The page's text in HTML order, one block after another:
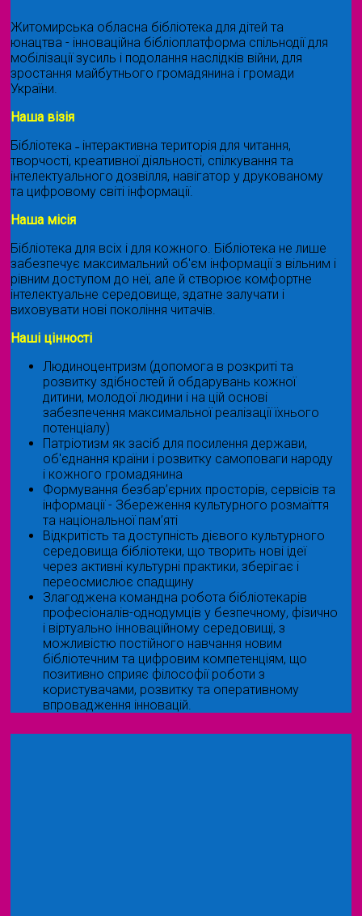
Житомирська обласна бібліотека для дітей та
юнацтва - інноваційна бібліоплатформа спільнодії для
мобілізації зусиль і подолання наслідків війни, для
зростання майбутнього громадянина і громади
України.
Наша візія
Бібліотека ˗ інтерактивна територія для читання,
творчості, креативної діяльності, спілкування та
інтелектуального дозвілля, навігатор у друкованому
та цифровому світі інформації.
Наша місія
Бібліотека для всіх і для кожного. Бібліотека не лише
забезпечує максимальний об'єм інформації з вільним і
рівним доступом до неї, але й створює комфортне
інтелектуальне середовище, здатне залучати і
виховувати нові покоління читачів.
Наші цінності
Людиноцентризм (допомога в розкриті та
розвитку здібностей й обдарувань кожної
дитини, молодої людини і на цій основі
забезпечення максимальної реалізації їхнього
потенціалу)
Патріотизм як засіб для посилення держави,
об'єднання країни і розвитку самоповаги народу
і кожного громадянина
Формування безбар’єрних просторів, сервісів та
інформації - Збереження культурного розмаїття
та національної пам’яті
Відкритість та доступність дієвого культурного
середовища бібліотеки, що творить нові ідеї
через активні культурні практики, зберігає і
переосмислює спадщину
Злагоджена командна робота бібліотекарів
професіоналів-однодумців у безпечному, фізично
і віртуально інноваційному середовищі, з
можливістю постійного навчання новим
бібліотечним та цифровим компетенціям, що
позитивно сприяє філософії роботи з
користувачами, розвитку та оперативному
впровадження інновацій.